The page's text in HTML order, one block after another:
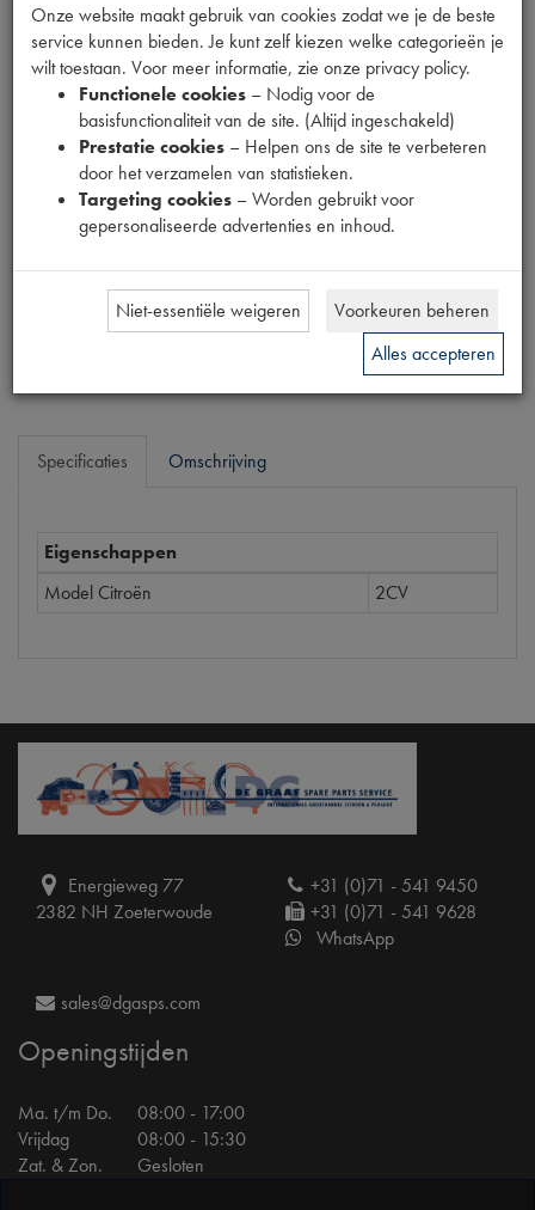
STUURRONDSEL
AFSTELGEREEDSCHAP
Productnummer
1868018
€116,33 (€96,14excl. btw
Specificaties Omschrijving
Eigenschappen
Model Citroën
2CV
Energieweg 77
2382 NH Zoeterwoude
+31 (0)71 - 541 9450
+31 (0)71 - 541 9628
WhatsApp
sales@dgasps.com
Openingstijden
Ma. t/m Do.
08:00 - 17:00
Vrijdag
08:00 - 15:30
Zat. & Zon.
Gesloten
Onze website maakt gebruik van cookies zodat we je de beste
service kunnen bieden. Je kunt zelf kiezen welke categorieën je
wilt toestaan. Voor meer informatie, zie onze privacy policy.
Functionele cookies – Nodig voor de
basisfunctionaliteit van de site. (Altijd ingeschakeld)
Prestatie cookies – Helpen ons de site te verbeteren
door het verzamelen van statistieken.
Targeting cookies – Worden gebruikt voor
gepersonaliseerde advertenties en inhoud.
Niet-essentiële weigeren
Voorkeuren beheren
Alles accepteren